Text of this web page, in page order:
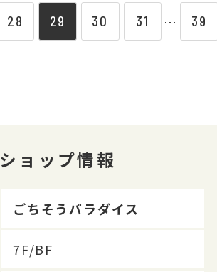
28 29 30 31 ⋯ 39
ショップ情報
ごちそうパラダイス
7F/BF